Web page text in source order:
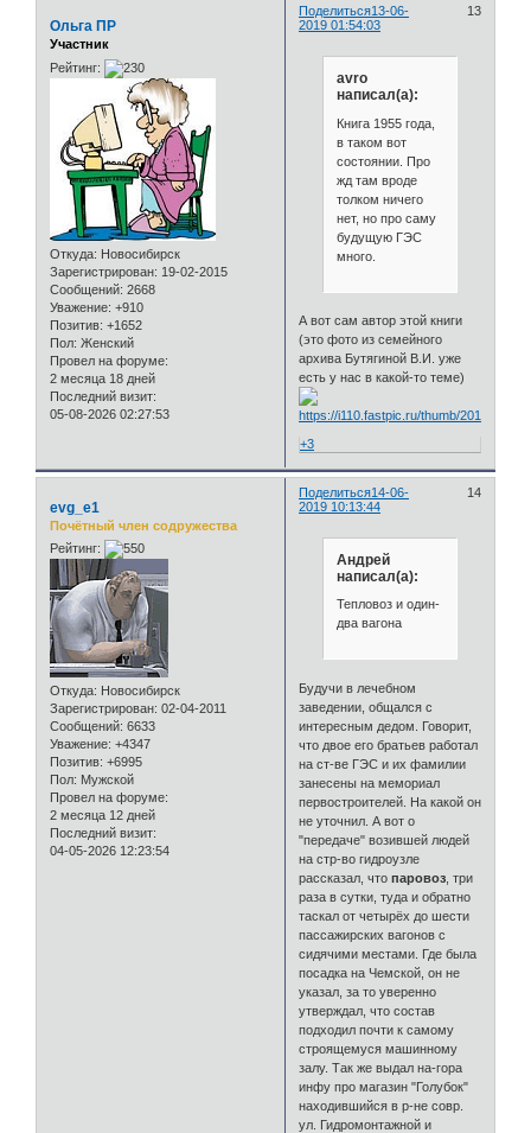
Поделиться 13
13-06-
2019 01:54:03
Ольга ПР
Участник
Рейтинг:
Откуда: Новосибирск
Зарегистрирован: 19-02-2015
Сообщений: 2668
Уважение: +910
Позитив: +1652
Пол: Женский
Провел на форуме:
2 месяца 18 дней
Последний визит:
05-08-2026 02:27:53
avro
написал(а):
Книга 1955 года,
в таком вот
состоянии. Про
жд там вроде
толком ничего
нет, но про саму
будущую ГЭС
много.
А вот сам автор этой книги
(это фото из семейного
архива Бутягиной В.И. уже
есть у нас в какой-то теме)
+3
Поделиться 14
14-06-
2019 10:13:44
evg_e1
Почётный член содружества
Рейтинг:
Откуда: Новосибирск
Зарегистрирован: 02-04-2011
Сообщений: 6633
Уважение: +4347
Позитив: +6995
Пол: Мужской
Провел на форуме:
2 месяца 12 дней
Последний визит:
04-05-2026 12:23:54
Андрей
написал(а):
Тепловоз и один-
два вагона
Будучи в лечебном
заведении, общался с
интересным дедом. Говорит,
что двое его братьев работал
на ст-ве ГЭС и их фамилии
занесены на мемориал
первостроителей. На какой он
не уточнил. А вот о
"передаче" возившей людей
на стр-во гидроузле
рассказал, чтопаровоз , три
раза в сутки, туда и обратно
таскал от четырёх до шести
пассажирских вагонов с
сидячими местами. Где была
посадка на Чемской, он не
указал, за то уверенно
утверждал, что состав
подходил почти к самому
строящемуся машинному
залу. Так же выдал на-гора
инфу про магазин "Голубок"
находившийся в р-не совр.
ул. Гидромонтажной и